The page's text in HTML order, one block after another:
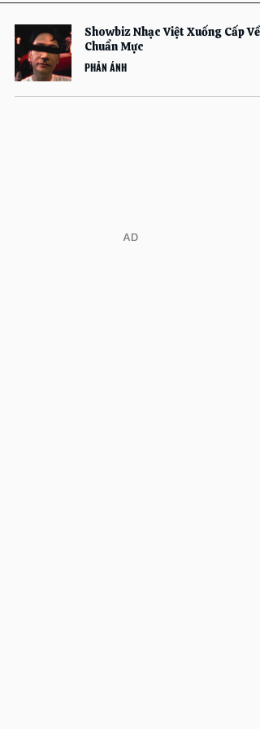
Showbiz Nhạc Việt Xuống Cấp Về
Chuẩn Mực
PHẢN ÁNH
​AD